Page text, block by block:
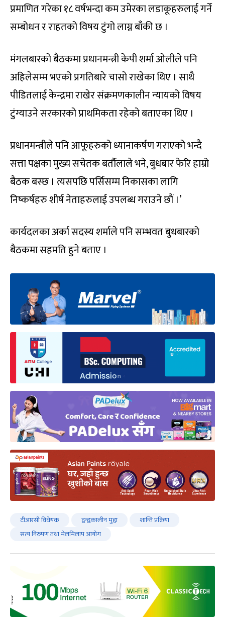
प्रमाणित गरेका १८ वर्षभन्दा कम उमेरका लडाकूहरुलाई गर्ने
सम्बोधन र राहतको विषय टुंगो लाग्न बाँकी छ ।
मंगलबारको बैठकमा प्रधानमन्त्री केपी शर्मा ओलीले पनि
अहिलेसम्म भएको प्रगतिबारे चासो राखेका थिए । साथै
पीडितलाई केन्द्रमा राखेर संक्रमणकालीन न्यायको विषय
टुंग्याउने सरकारको प्राथमिकता रहेको बताएका थिए ।
प्रधानमन्त्रीले पनि आफूहरुको ध्यानाकर्षण गराएको भन्दै
सत्ता पक्षका मुख्य सचेतक बर्तौलाले भने, बुधबार फेरि हाम्रो
बैठक बस्छ । त्यसपछि पर्सिसम्म निकासका लागि
निष्कर्षहरु शीर्ष नेताहरुलाई उपलब्ध गराउने छौं ।’
कार्यदलका अर्का सदस्य शर्माले पनि सम्भवत बुधबारको
बैठकमा सहमति हुने बताए ।
टीआरसी विधेयक द्वन्द्वकालीन मुद्दा
शान्ति प्रक्रिया
सत्य निरुपण तथा मेलमिलाप आयोग